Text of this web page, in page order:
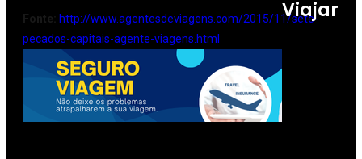
Fonte:
http://www.agentesdeviagens.com/2015/11/sete-
pecados-capitais-agente-viagens.html
Viajar